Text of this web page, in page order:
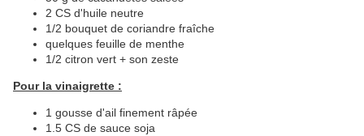
2 CS d'huile neutre
1/2 bouquet de coriandre fraîche
quelques feuille de menthe
1/2 citron vert + son zeste
Pour la vinaigrette :
1 gousse d'ail finement râpée
1.5 CS de sauce soja